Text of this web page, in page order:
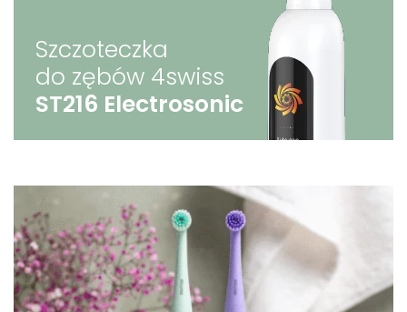
Szczoteczka
do zębów 4swiss
ST216 Electrosonic